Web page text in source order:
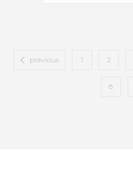
previous 1 2
8